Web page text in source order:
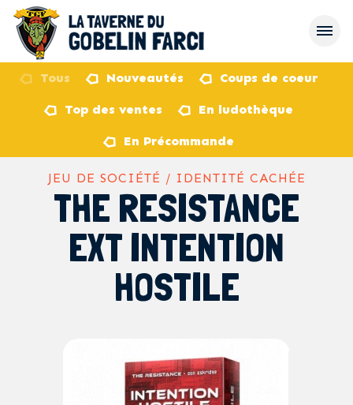
Tous Nouveautés Coups de coeur
Top des ventes En ludothèque
En Précommande
JEU DE SOCIÉTÉ / IDENTITÉ CACHÉE
THE RESISTANCE
EXT INTENTION
HOSTILE